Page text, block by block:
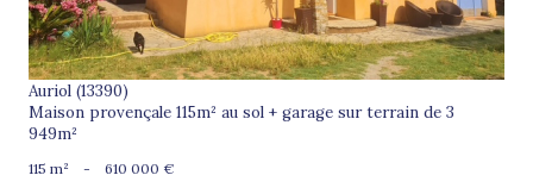
Auriol (13390)
Maison provençale 115m² au sol + garage sur terrain de 3
949m²
115 m² - 610 000 €